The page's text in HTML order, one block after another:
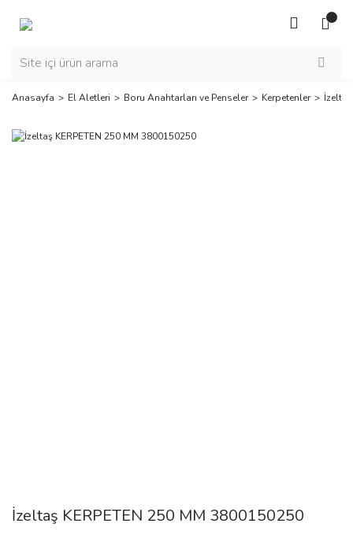
Anasayfa El Aletleri Boru Anahtarları ve Penseler Kerpetenler
İzeltaş KERPETEN 250 MM 3800150250